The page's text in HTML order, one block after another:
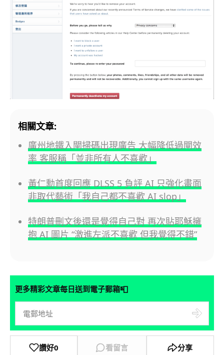
相關文章:
廣州地鐵入閘掃碼出現廣告 大幅降低過閘效
率 客服稱「並非所有人不喜歡」
黃仁勳首度回應 DLSS 5 負評 AI 只強化畫面
非取代藝術「我自己都不喜歡 AI slop」
特朗普刪文後還是覺得自己對 再次貼耶穌擁
抱 AI 圖片 “激進左派不喜歡 但我覺得不錯”
更多精彩文章每日送到電子郵箱📮
讚好0 看留言 分享